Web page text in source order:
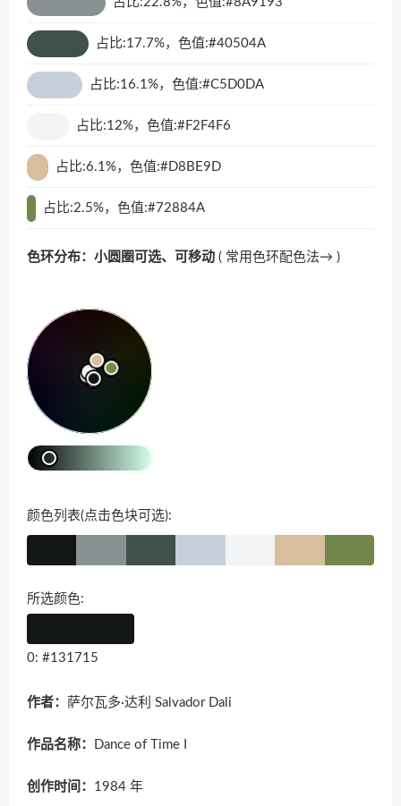
占比:17.7%，色值:#40504A
占比:16.1%，色值:#C5D0DA
占比:12%，色值:#F2F4F6
占比:6.1%，色值:#D8BE9D
占比:2.5%，色值:#72884A
色环分布：小圆圈可选、可移动 ( 常用色环配色法→ )
颜色列表(点击色块可选):
所选颜色:
0: #131715
作者： 萨尔瓦多·达利 Salvador Dali
作品名称： Dance of Time I
创作时间： 1984 年